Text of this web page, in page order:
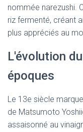
nommée narezushi.
riz fermenté, créant
plus appréciés au
L'évolution
époques
Le 13e siècle
de Matsumoto
assaisonné au